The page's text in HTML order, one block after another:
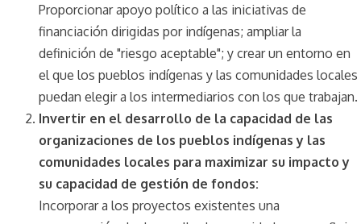
Proporcionar apoyo político a las iniciativas de
financiación dirigidas por indígenas; ampliar la
definición de "riesgo aceptable"; y crear un entorno en
el que los pueblos indígenas y las comunidades locales
puedan elegir a los intermediarios con los que trabajan.
Invertir en el desarrollo de la capacidad de las
organizaciones de los pueblos indígenas y las
comunidades locales para maximizar su impacto y
su capacidad de gestión de fondos:
Incorporar a los proyectos existentes una